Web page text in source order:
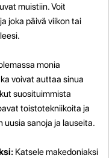
muistiin. Voit
joka päivä viikon tai
monia
voivat auttaa sinua
suosituimmista
toistotekniikoita ja
sanoja ja lauseita.
Katsele makedoniaksi